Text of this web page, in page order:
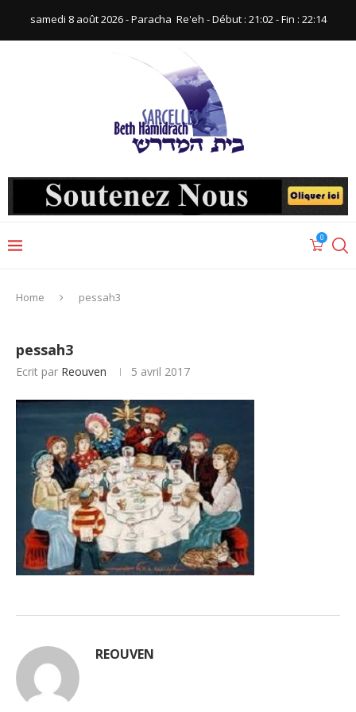
samedi 8 août 2026 - Paracha ‪ Re'eh‬ - Début : 21:02‬ - Fin : ‪22:14‬
0
Home pessah3
pessah3
Ecrit par Reouven 5 avril 2017
REOUVEN